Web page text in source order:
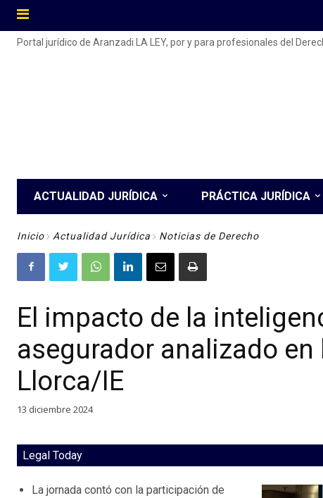
Portal jurídico de Aranzadi LA LEY, por y para profesionales del
ACTUALIDAD JURÍDICA PRÁCTICA JURÍDICA
Inicio Actualidad Jurídica Noticias de Derecho
El impacto de la
asegurador analizado en
Llorca/IE
13 diciembre 2024
Legal Today
La jornada contó con la participación de